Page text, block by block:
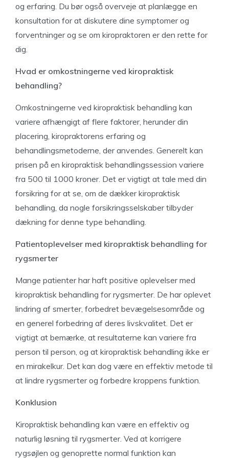
og erfaring. Du bør også overveje at planlægge en
konsultation for at diskutere dine symptomer og
forventninger og se om kiropraktoren er den rette for
dig.
Hvad er omkostningerne ved kiropraktisk
behandling?
Omkostningerne ved kiropraktisk behandling kan
variere afhængigt af flere faktorer, herunder din
placering, kiropraktorens erfaring og
behandlingsmetoderne, der anvendes. Generelt kan
prisen på en kiropraktisk behandlingssession variere
fra 500 til 1000 kroner. Det er vigtigt at tale med din
forsikring for at se, om de dækker kiropraktisk
behandling, da nogle forsikringsselskaber tilbyder
dækning for denne type behandling.
Patientoplevelser med kiropraktisk behandling for
rygsmerter
Mange patienter har haft positive oplevelser med
kiropraktisk behandling for rygsmerter. De har oplevet
lindring af smerter, forbedret bevægelsesområde og
en generel forbedring af deres livskvalitet. Det er
vigtigt at bemærke, at resultaterne kan variere fra
person til person, og at kiropraktisk behandling ikke er
en mirakelkur. Det kan dog være en effektiv metode til
at lindre rygsmerter og forbedre kroppens funktion.
Konklusion
Kiropraktisk behandling kan være en effektiv og
naturlig løsning til rygsmerter. Ved at korrigere
rygsøjlen og genoprette normal funktion kan